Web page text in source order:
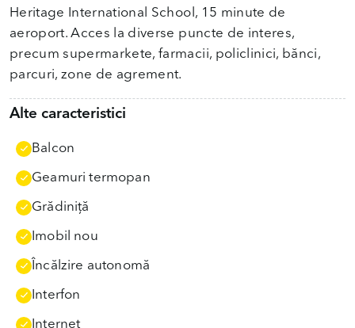
Heritage International School, 15 minute de
aeroport. Acces la diverse puncte de interes,
precum supermarkete, farmacii, policlinici, bănci,
parcuri, zone de agrement.
Alte caracteristici
Balcon
Geamuri termopan
Grădiniţă
Imobil nou
Încălzire autonomă
Interfon
Internet